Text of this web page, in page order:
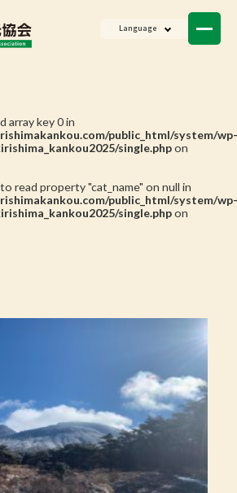
Language
array key 0 in
public_html/system/wp-
single.phpon
read property "cat_name" on null in
public_html/system/wp-
single.phpon